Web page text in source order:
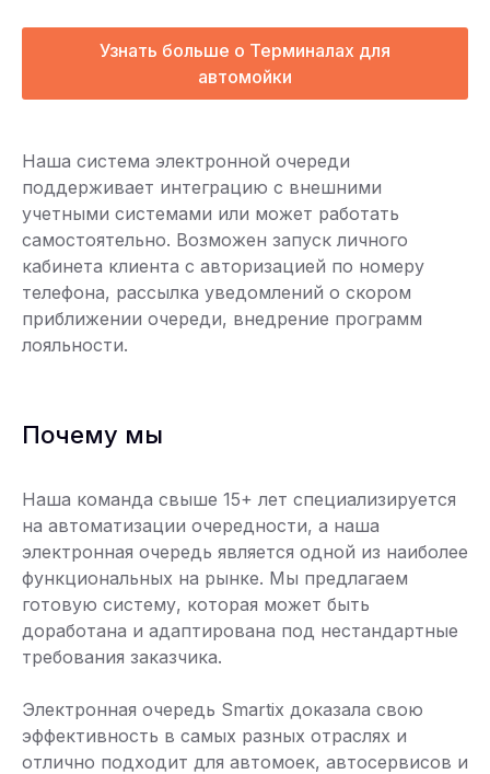
Узнать больше о Терминалах для
автомойки
Наша система электронной очереди
поддерживает интеграцию с внешними
учетными системами или может работать
самостоятельно. Возможен запуск личного
кабинета клиента с авторизацией по номеру
телефона, рассылка уведомлений о скором
приближении очереди, внедрение программ
лояльности.
Почему мы
Наша команда свыше 15+ лет специализируется
на автоматизации очередности, а наша
электронная очередь является одной из наиболее
функциональных на рынке. Мы предлагаем
готовую систему, которая может быть
доработана и адаптирована под нестандартные
требования заказчика.
Электронная очередь Smartix доказала свою
эффективность в самых разных отраслях и
отлично подходит для автомоек, автосервисов и